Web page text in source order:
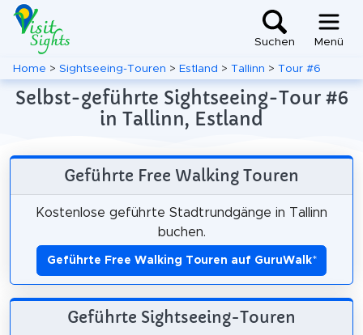
Suchen Menü
Home > Sightseeing-Touren > Estland > Tallinn > Tour #6
Selbst-geführte Sightseeing-Tour #6
in Tallinn, Estland
Geführte Free Walking Touren
Kostenlose geführte Stadtrundgänge in Tallinn
buchen.
Geführte Free Walking Touren auf GuruWalk*
Geführte Sightseeing-Touren